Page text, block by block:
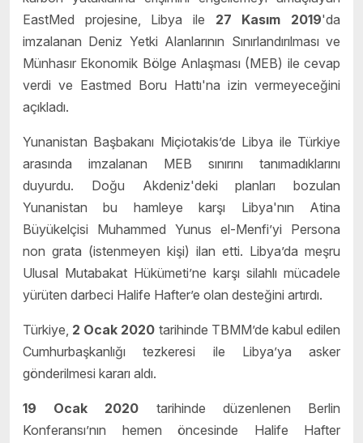
EastMed projesine, Libya ile 27 Kasım 2019'da
imzalanan Deniz Yetki Alanlarının Sınırlandırılması ve
Münhasır Ekonomik Bölge Anlaşması (MEB) ile cevap
verdi ve Eastmed Boru Hattı'na izin vermeyeceğini
açıkladı.
Yunanistan Başbakanı Miçiotakis’de Libya ile Türkiye
arasında imzalanan MEB sınırını tanımadıklarını
duyurdu. Doğu Akdeniz'deki planları bozulan
Yunanistan bu hamleye karşı Libya'nın Atina
Büyükelçisi Muhammed Yunus el-Menfi’yi Persona
non grata (istenmeyen kişi) ilan etti. Libya’da meşru
Ulusal Mutabakat Hükümeti’ne karşı silahlı mücadele
yürüten darbeci Halife Hafter’e olan desteğini artırdı.
Türkiye, 2 Ocak 2020 tarihinde TBMM’de kabul edilen
Cumhurbaşkanlığı tezkeresi ile Libya’ya asker
gönderilmesi kararı aldı.
19 Ocak 2020 tarihinde düzenlenen Berlin
Konferansı’nın hemen öncesinde Halife Hafter